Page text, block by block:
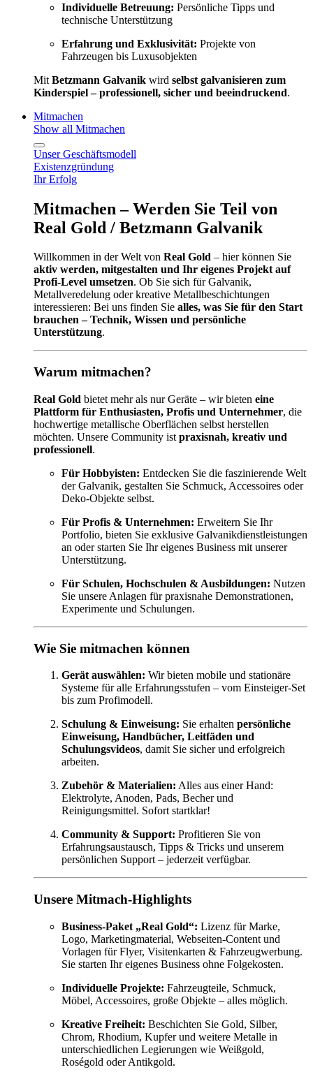
Individuelle Betreuung: Persönliche Tipps und
technische Unterstützung
Erfahrung und Exklusivität: Projekte von
Fahrzeugen bis Luxusobjekten
Mit Betzmann Galvanik wird selbst galvanisieren zum
Kinderspiel – professionell, sicher und beeindruckend.
Mitmachen
Show all Mitmachen
Unser Geschäftsmodell
Existenzgründung
Ihr Erfolg
Mitmachen – Werden Sie Teil von
Real Gold / Betzmann Galvanik
Willkommen in der Welt von Real Gold – hier können Sie
aktiv werden, mitgestalten und Ihr eigenes Projekt auf
Profi-Level umsetzen. Ob Sie sich für Galvanik,
Metallveredelung oder kreative Metallbeschichtungen
interessieren: Bei uns finden Sie alles, was Sie für den Start
brauchen – Technik, Wissen und persönliche
Unterstützung.
Warum mitmachen?
Real Gold bietet mehr als nur Geräte – wir bieten eine
Plattform für Enthusiasten, Profis und Unternehmer, die
hochwertige metallische Oberflächen selbst herstellen
möchten. Unsere Community ist praxisnah, kreativ und
professionell.
Für Hobbyisten: Entdecken Sie die faszinierende Welt
der Galvanik, gestalten Sie Schmuck, Accessoires oder
Deko-Objekte selbst.
Für Profis & Unternehmen: Erweitern Sie Ihr
Portfolio, bieten Sie exklusive Galvanikdienstleistungen
an oder starten Sie Ihr eigenes Business mit unserer
Unterstützung.
Für Schulen, Hochschulen & Ausbildungen: Nutzen
Sie unsere Anlagen für praxisnahe Demonstrationen,
Experimente und Schulungen.
Wie Sie mitmachen können
Gerät auswählen: Wir bieten mobile und stationäre
Systeme für alle Erfahrungsstufen – vom Einsteiger-Set
bis zum Profimodell.
Schulung & Einweisung: Sie erhalten persönliche
Einweisung, Handbücher, Leitfäden und
Schulungsvideos, damit Sie sicher und erfolgreich
arbeiten.
Zubehör & Materialien: Alles aus einer Hand:
Elektrolyte, Anoden, Pads, Becher und
Reinigungsmittel. Sofort startklar!
Community & Support: Profitieren Sie von
Erfahrungsaustausch, Tipps & Tricks und unserem
persönlichen Support – jederzeit verfügbar.
Unsere Mitmach-Highlights
Business-Paket „Real Gold“: Lizenz für Marke,
Logo, Marketingmaterial, Webseiten-Content und
Vorlagen für Flyer, Visitenkarten & Fahrzeugwerbung.
Sie starten Ihr eigenes Business ohne Folgekosten.
Individuelle Projekte: Fahrzeugteile, Schmuck,
Möbel, Accessoires, große Objekte – alles möglich.
Kreative Freiheit: Beschichten Sie Gold, Silber,
Chrom, Rhodium, Kupfer und weitere Metalle in
unterschiedlichen Legierungen wie Weißgold,
Roségold oder Antikgold.